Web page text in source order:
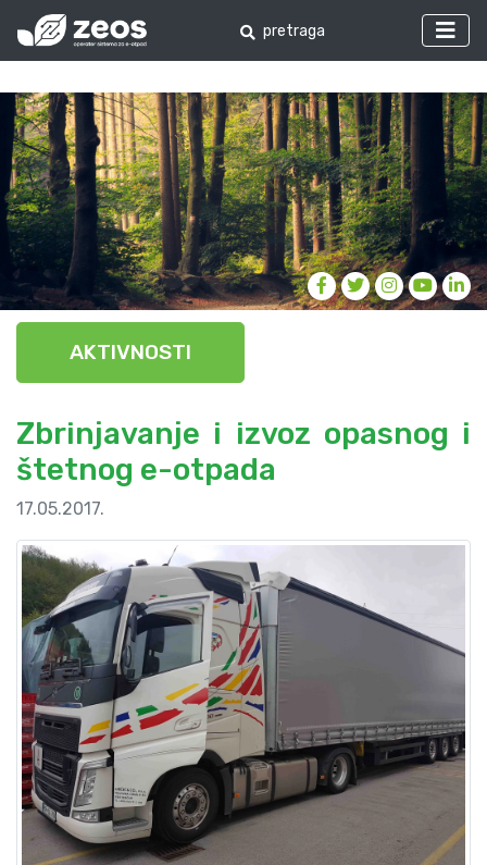
AKTIVNOSTI
Zbrinjavanje i izvoz opasnog i
štetnog e-otpada
17.05.2017.